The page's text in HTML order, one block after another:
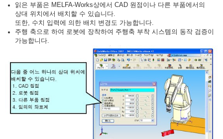
읽은 부품은 MELFA-Works상에서 CAD 원점이나 다른 부품에서의
상대 위치에서 배치할 수 있습니다.
또한, 수치 입력에 의한 배치 변경도 가능합니다.
주행 축으로 하여 로봇에 장착하여 주행축 부착 시스템의 동작 검증이
가능합니다.